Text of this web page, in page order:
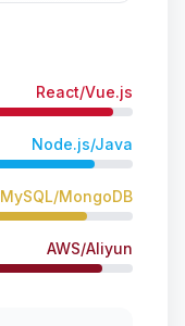
React/Vue.js
Node.js/Java
MySQL/MongoDB
AWS/Aliyun